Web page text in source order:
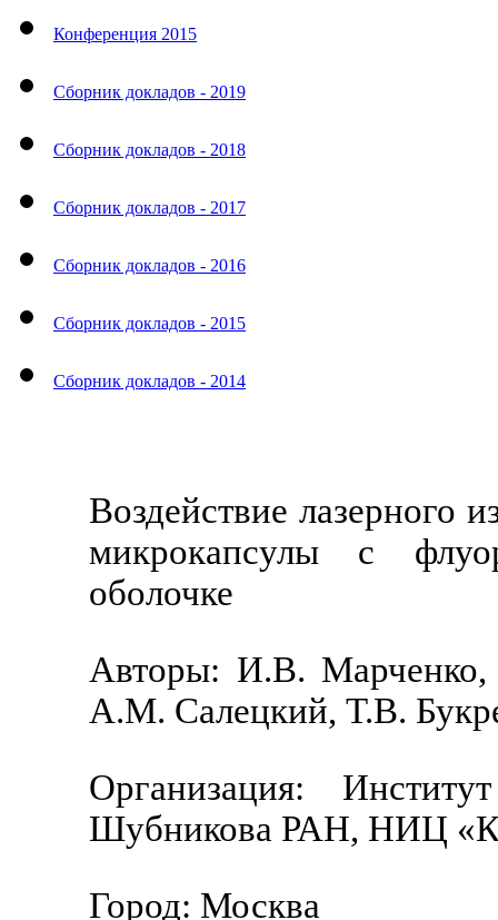
Конференция 2015
Сборник докладов - 2019
Сборник докладов - 2018
Сборник докладов - 2017
Сборник докладов - 2016
Сборник докладов - 2015
Сборник докладов - 2014
Воздействие лазерного
микрокапсулы с
оболочке
Авторы: И.В.
А.М. Салецкий, Т.В.
Организация:
Шубникова РАН, НИЦ
Город: Москва